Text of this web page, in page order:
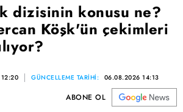
dizisinin konusu ne?
Köşk'ün çekimleri
GÜNCELLEME TARİHİ: 06.08.2026 14:13
ABONE OL